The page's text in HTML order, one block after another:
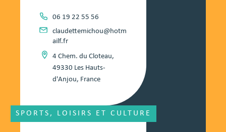
06 19 22 55 56
claudettemichou@hotm
ailf.fr
4 Chem. du Cloteau,
49330 Les Hauts-
d'Anjou, France
SPORTS, LOISIRS ET CULTURE